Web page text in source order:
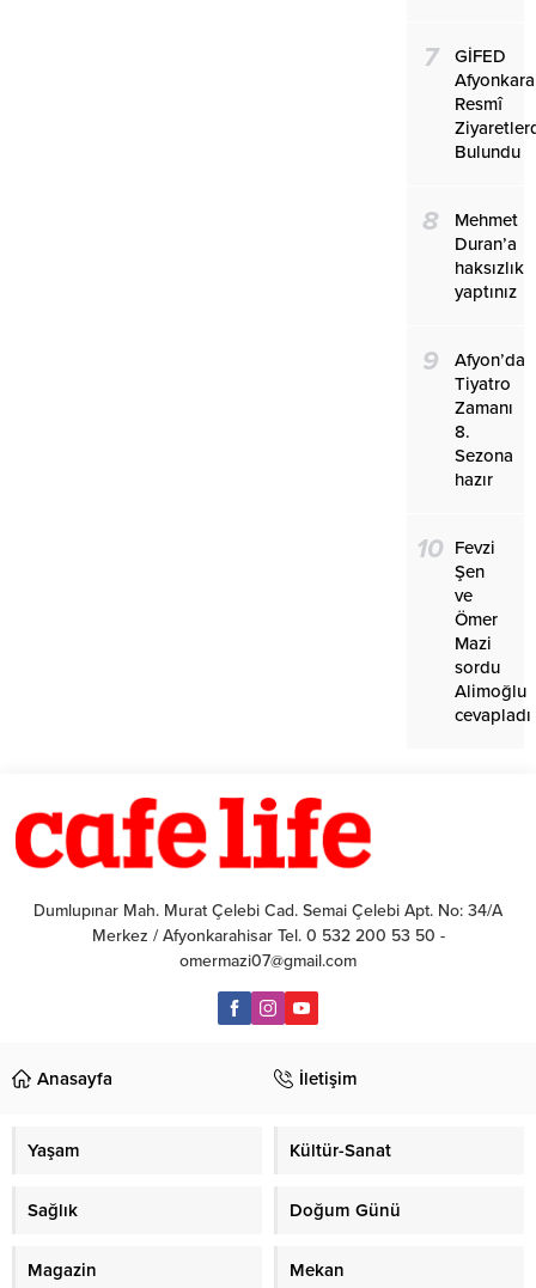
7
GİFED
Resmî
Bulundu
8
Mehmet
Duran’a
haksızlık
yaptınız
9
Afyon’da
Tiyatro
Zamanı
8.
Sezona
hazır
10
Fevzi
Şen
ve
Ömer
Mazi
sordu
Alimoğlu
cevapladı
Dumlupınar Mah. Murat Çelebi Cad. Semai Çelebi Apt. No: 34/A
Merkez / Afyonkarahisar Tel. 0 532 200 53 50 -
omermazi07@gmail.com
Anasayfa İletişim
Yaşam Kültür-Sanat
Sağlık Doğum Günü
Magazin Mekan